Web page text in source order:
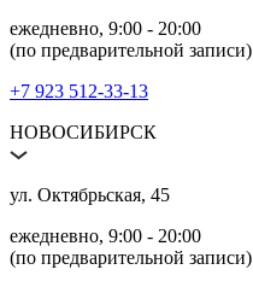
ежедневно, 9:00 ‑ 20:00
(по предварительной записи)
+7 923 512‑33‑13
НОВОСИБИРСК
ул. Октябрьская, 45
ежедневно, 9:00 ‑ 20:00
(по предварительной записи)